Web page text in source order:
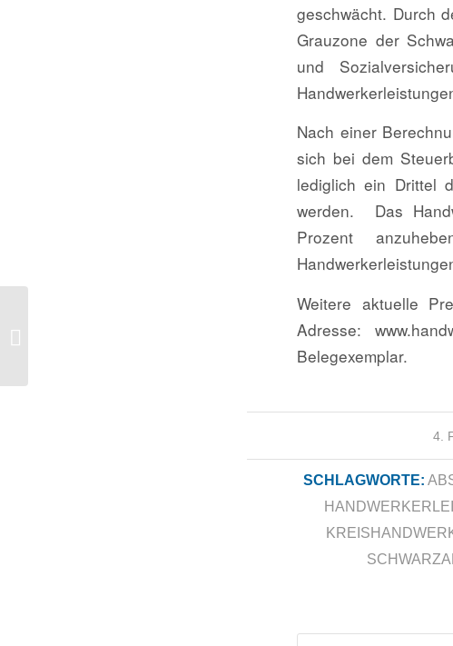
geschwächt. Durch
Grauzone der
und
Nach einer
sich bei dem
lediglich ein Drittel
werden. Das
Prozent
Weitere aktuelle
Adresse:
Belegexemplar.
4.
SCHLAGWORTE: